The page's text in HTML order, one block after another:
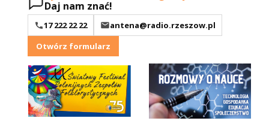
Daj nam znać!
17 222 22 22
antena@radio.rzeszow.pl
Otwórz formularz